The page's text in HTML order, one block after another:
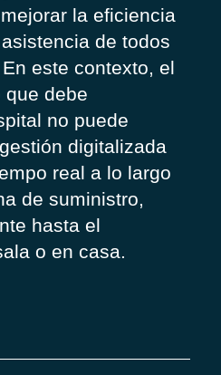
la eficiencia
de todos
este contexto, el
que debe
no puede
digitalizada
real a lo largo
de suministro,
hasta el
o en casa.